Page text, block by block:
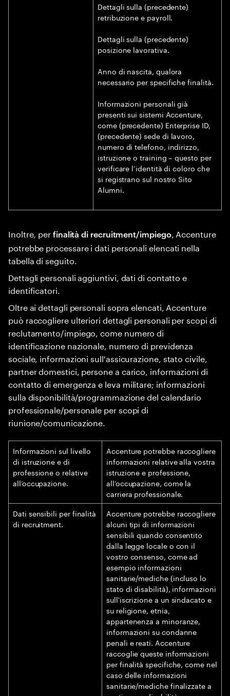
Dettagli sulla (precedente)
retribuzione e payroll.
Dettagli sulla (precedente)
posizione lavorativa.
Anno di nascita, qualora
necessario per specifiche finalità.
Informazioni personali già
presenti sui sistemi Accenture,
come (precedente) Enterprise ID,
(precedente) sede di lavoro,
numero di telefono, indirizzo,
istruzione o training – questo per
verificare l’identità di coloro che
si registrano sul nostro Sito
Alumni.
Inoltre, perfinalità di recruitment/impiego, Accenture
potrebbe processare i dati personali elencati nella
tabella di seguito.
Dettagli personali aggiuntivi, dati di contatto e
identificatori.
Oltre ai dettagli personali sopra elencati, Accenture
può raccogliere ulteriori dettagli personali per scopi di
reclutamento/impiego, come numero di
identificazione nazionale, numero di previdenza
sociale, informazioni sull'assicurazione, stato civile,
partner domestici, persone a carico, informazioni di
contatto di emergenza e leva militare; informazioni
sulla disponibilità/programmazione del calendario
professionale/personale per scopi di
riunione/comunicazione.
Informazioni sul livello
di istruzione e di
professione o relative
all’occupazione.
Accenture potrebbe raccogliere
informazioni relative alla vostra
istruzione e professione,
all’occupazione, come la
carriera professionale.
Dati sensibili per finalità
di recruitment.
Accenture potrebbe raccogliere
alcuni tipi di informazioni
sensibili quando consentito
dalla legge locale o con il
vostro consenso, come ad
esempio informazioni
sanitarie/mediche (incluso lo
stato di disabilità), informazioni
sull'iscrizione a un sindacato e
su religione, etnia,
appartenenza a minoranze,
informazioni su condanne
penali e reati. Accenture
raccoglie queste informazioni
per finalità specifiche, come nel
caso delle informazioni
sanitarie/mediche finalizzate a